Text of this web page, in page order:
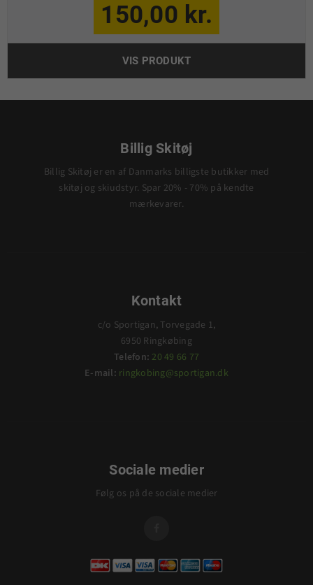
150,00 kr.
VIS PRODUKT
Billig Skitøj
Billig Skitøj er en af Danmarks billigste butikker med
skitøj og skiudstyr. Spar 20% - 70% på kendte
mærkevarer.
Kontakt
c/o Sportigan, Torvegade 1,
6950 Ringkøbing
Telefon: 20 49 66 77
E-mail: ringkobing@sportigan.dk
Sociale medier
Følg os på de sociale medier